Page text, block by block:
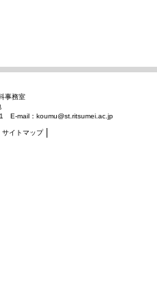
事務室
E-mail： koumu@st.ritsumei.ac.jp
サイトマップ